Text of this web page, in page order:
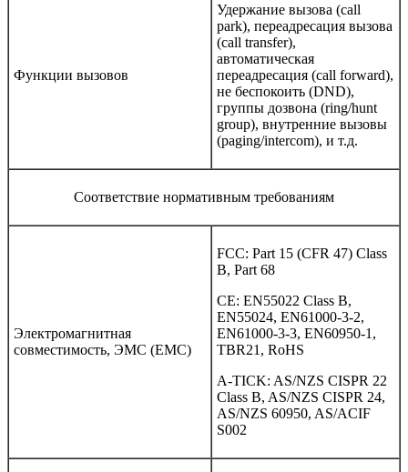
Функции вызовов
Удержание вызова (call
park), переадресация вызова
(call transfer),
автоматическая
переадресация (call forward),
не беспокоить (DND),
группы дозвона (ring/hunt
group), внутренние вызовы
(paging/intercom), и т.д.
Соответствие нормативным требованиям
Электромагнитная
совместимость, ЭМС (EMC)
FCC: Part 15 (CFR 47) Class
B, Part 68
CE: EN55022 Class B,
EN55024, EN61000-3-2,
EN61000-3-3, EN60950-1,
TBR21, RoHS
A-TICK: AS/NZS CISPR 22
Class B, AS/NZS CISPR 24,
AS/NZS 60950, AS/ACIF
S002